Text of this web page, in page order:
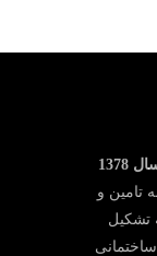
1378
تامین و
تشکیل